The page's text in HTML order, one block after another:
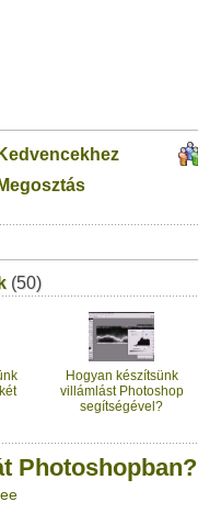
Kedvencekhez
Megosztás
című videótipp
Üzenet (opcionális):
(50)
Hogyan készítsünk
villámlást Photoshop
segítségével?
Photoshopban?